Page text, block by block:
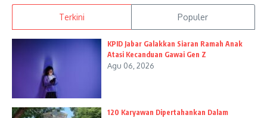
Terkini Populer
KPID Jabar Galakkan Siaran Ramah Anak
Atasi Kecanduan Gawai Gen Z
Agu 06, 2026
120 Karyawan Dipertahankan Dalam